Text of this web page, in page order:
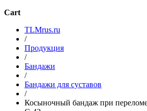
Cart
TLMrus.ru
/
Продукция
/
Бандажи
/
Бандажи для суставов
/
Косыночный бандаж при